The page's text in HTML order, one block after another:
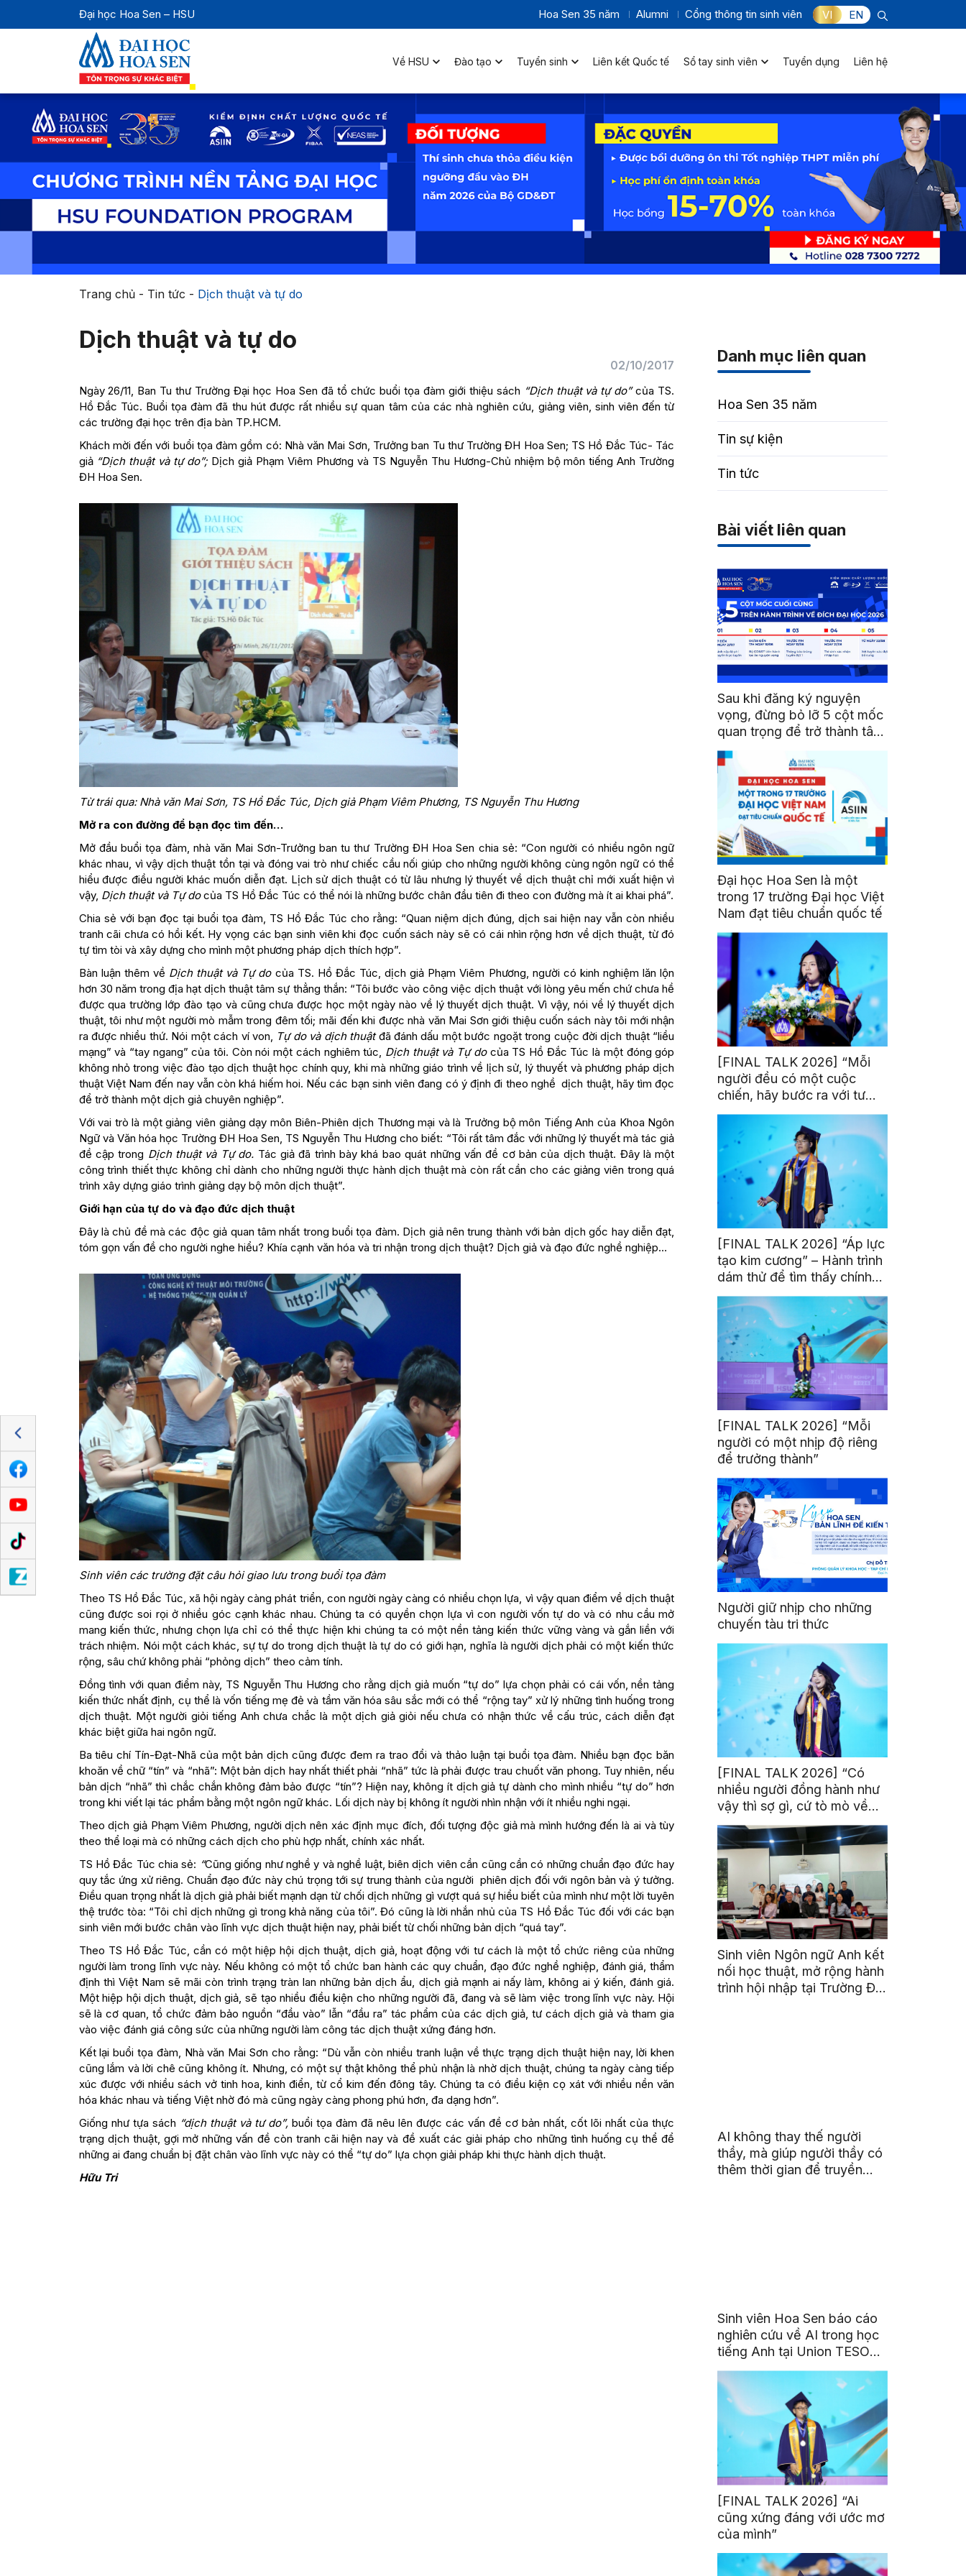
Đại học Hoa Sen – HSU Hoa Sen 35 năm Alumni Cổng thông tin sinh viên VI EN
Về HSU Đào tạo Tuyển sinh Liên kết Quốc tế Sổ tay sinh viên Tuyển dụng Liên hệ
Trang chủ- Tin tức - Dịch thuật và tự do
Dịch thuật và tự do
02/10/2017
Ngày 26/11, Ban Tu thư Trường Đại học Hoa Sen đã tổ chức buổi tọa đàm giới thiệu sách “Dịch thuật và tự do”của TS.
Hồ Đắc Túc. Buổi tọa đàm đã thu hút được rất nhiều sự quan tâm của các nhà nghiên cứu, giảng viên, sinh viên đến từ
các trường đại học trên địa bàn TP.HCM.
Khách mời đến với buổi tọa đàm gồm có: Nhà văn Mai Sơn, Trưởng ban Tu thư Trường ĐH Hoa Sen; TS Hồ Đắc Túc- Tác
giả “Dịch thuật và tự do”; Dịch giả Phạm Viêm Phương và TS Nguyễn Thu Hương-Chủ nhiệm bộ môn tiếng Anh Trường
ĐH Hoa Sen.
Từ trái qua: Nhà văn Mai Sơn, TS Hồ Đắc Túc, Dịch giả Phạm Viêm Phương, TS Nguyễn Thu Hương
Mở ra con đường để bạn đọc tìm đến…
Mở đầu buổi tọa đàm, nhà văn Mai Sơn-Trưởng ban tu thư Trường ĐH Hoa Sen chia sẻ: “Con người có nhiều ngôn ngữ
khác nhau, vì vậy dịch thuật tồn tại và đóng vai trò như chiếc cầu nối giúp cho những người không cùng ngôn ngữ có thể
hiểu được điều người khác muốn diễn đạt. Lịch sử dịch thuật có từ lâu nhưng lý thuyết về dịch thuật chỉ mới xuất hiện vì
vậy, Dịch thuật và Tự docủa TS Hồ Đắc Túc có thể nói là những bước chân đầu tiên đi theo con đường mà ít ai khai phá”.
Chia sẻ với bạn đọc tại buổi tọa đàm, TS Hồ Đắc Túc cho rằng: “Quan niệm dịch đúng, dịch sai hiện nay vẫn còn nhiều
tranh cãi chưa có hồi kết. Hy vọng các bạn sinh viên khi đọc cuốn sách này sẽ có cái nhìn rộng hơn về dịch thuật, từ đó
tự tìm tòi và xây dựng cho mình một phương pháp dịch thích hợp”.
Bàn luận thêm về Dịch thuật và Tự docủa TS. Hồ Đắc Túc, dịch giả Phạm Viêm Phương, người có kinh nghiệm lăn lộn
hơn 30 năm trong địa hạt dịch thuật tâm sự thẳng thắn: “Tôi bước vào công việc dịch thuật với lòng yêu mến chứ chưa hề
được qua trường lớp đào tạo và cũng chưa được học một ngày nào về lý thuyết dịch thuật. Vì vậy, nói về lý thuyết dịch
thuật, tôi như một người mò mẫm trong đêm tối; mãi đến khi được nhà văn Mai Sơn giới thiệu cuốn sách này tôi mới nhận
ra được nhiều thứ. Nói một cách ví von, Tự do và dịch thuậtđã đánh dấu một bước ngoặt trong cuộc đời dịch thuật “liều
mạng” và “tay ngang” của tôi. Còn nói một cách nghiêm túc, Dịch thuật và Tự docủa TS Hồ Đắc Túc là một đóng góp
không nhỏ trong việc đào tạo dịch thuật học chính quy, khi mà những giáo trình về lịch sử, lý thuyết và phương pháp dịch
thuật Việt Nam đến nay vẫn còn khá hiếm hoi. Nếu các bạn sinh viên đang có ý định đi theo nghề dịch thuật, hãy tìm đọc
để trở thành một dịch giả chuyên nghiệp”.
Với vai trò là một giảng viên giảng dạy môn Biên-Phiên dịch Thương mại và là Trưởng bộ môn Tiếng Anh của Khoa Ngôn
Ngữ và Văn hóa học Trường ĐH Hoa Sen, TS Nguyễn Thu Hương cho biết: “Tôi rất tâm đắc với những lý thuyết mà tác giả
đề cập trong Dịch thuật và Tự do. Tác giả đã trình bày khá bao quát những vấn đề cơ bản của dịch thuật. Đây là một
công trình thiết thực không chỉ dành cho những người thực hành dịch thuật mà còn rất cần cho các giảng viên trong quá
trình xây dựng giáo trình giảng dạy bộ môn dịch thuật”.
Giới hạn của tự do và đạo đức dịch thuật
Đây là chủ đề mà các độc giả quan tâm nhất trong buổi tọa đàm. Dịch giả nên trung thành với bản dịch gốc hay diễn đạt,
tóm gọn vấn đề cho người nghe hiểu? Khía cạnh văn hóa và tri nhận trong dịch thuật? Dịch giả và đạo đức nghề nghiệp…
Sinh viên các trường đặt câu hỏi giao lưu trong buổi tọa đàm
Theo TS Hồ Đắc Túc, xã hội ngày càng phát triển, con người ngày càng có nhiều chọn lựa, vì vậy quan điểm về dịch thuật
cũng được soi rọi ở nhiều góc cạnh khác nhau. Chúng ta có quyền chọn lựa vì con người vốn tự do và có nhu cầu mở
mang kiến thức, nhưng chọn lựa chỉ có thể thực hiện khi chúng ta có một nền tảng kiến thức vững vàng và gắn liền với
trách nhiệm. Nói một cách khác, sự tự do trong dịch thuật là tự do có giới hạn, nghĩa là người dịch phải có một kiến thức
rộng, sâu chứ không phải “phỏng dịch” theo cảm tính.
Đồng tình với quan điểm này, TS Nguyễn Thu Hương cho rằng dịch giả muốn “tự do” lựa chọn phải có cái vốn, nền tảng
kiến thức nhất định, cụ thể là vốn tiếng mẹ đẻ và tầm văn hóa sâu sắc mới có thể “rộng tay” xử lý những tình huống trong
dịch thuật. Một người giỏi tiếng Anh chưa chắc là một dịch giả giỏi nếu chưa có nhận thức về cấu trúc, cách diễn đạt
khác biệt giữa hai ngôn ngữ.
Ba tiêu chí Tín-Đạt-Nhã của một bản dịch cũng được đem ra trao đổi và thảo luận tại buổi tọa đàm. Nhiều bạn đọc băn
khoăn về chữ “tín” và “nhã”: Một bản dịch hay nhất thiết phải “nhã” tức là phải được trau chuốt văn phong. Tuy nhiên, nếu
bản dịch “nhã” thì chắc chắn không đảm bảo được “tín”? Hiện nay, không ít dịch giả tự dành cho mình nhiều “tự do” hơn
trong khi viết lại tác phẩm bằng một ngôn ngữ khác. Lối dịch này bị không ít người nhìn nhận với ít nhiều nghi ngại.
Theo dịch giả Phạm Viêm Phương, người dịch nên xác định mục đích, đối tượng độc giả mà mình hướng đến là ai và tùy
theo thể loại mà có những cách dịch cho phù hợp nhất, chính xác nhất.
TS Hồ Đắc Túc chia sẻ: “Cũng giống như nghề y và nghề luật, biên dịch viên cần cũng cần có những chuẩn đạo đức hay
quy tắc ứng xử riêng. Chuẩn đạo đức này chú trọng tới sự trung thành của người phiên dịch đối với ngôn bản và ý tưởng.
Điều quan trọng nhất là dịch giả phải biết mạnh dạn từ chối dịch những gì vượt quá sự hiểu biết của mình như một lời tuyên
thệ trước tòa: “Tôi chỉ dịch những gì trong khả năng của tôi”. Đó cũng là lời nhắn nhủ của TS Hồ Đắc Túc đối với các bạn
sinh viên mới bước chân vào lĩnh vực dịch thuật hiện nay, phải biết từ chối những bản dịch “quá tay”.
Theo TS Hồ Đắc Túc, cần có một hiệp hội dịch thuật, dịch giả, hoạt động với tư cách là một tổ chức riêng của những
người làm trong lĩnh vực này. Nếu không có một tổ chức ban hành các quy chuẩn, đạo đức nghề nghiệp, đánh giá, thẩm
định thì Việt Nam sẽ mãi còn trình trạng tràn lan những bản dịch ẩu, dịch giả mạnh ai nấy làm, không ai ý kiến, đánh giá.
Một hiệp hội dịch thuật, dịch giả, sẽ tạo nhiều điều kiện cho những người đã, đang và sẽ làm việc trong lĩnh vực này. Hội
sẽ là cơ quan, tổ chức đảm bảo nguồn “đầu vào” lẫn “đầu ra” tác phẩm của các dịch giả, tư cách dịch giả và tham gia
vào việc đánh giá công sức của những người làm công tác dịch thuật xứng đáng hơn.
Kết lại buổi tọa đàm, Nhà văn Mai Sơn cho rằng: “Dù vẫn còn nhiều tranh luận về thực trạng dịch thuật hiện nay, lời khen
cũng lắm và lời chê cũng không ít. Nhưng, có một sự thật không thể phủ nhận là nhờ dịch thuật, chúng ta ngày càng tiếp
xúc được với nhiều sách vở tinh hoa, kinh điển, từ cổ kim đến đông tây. Chúng ta có điều kiện cọ xát với nhiều nền văn
hóa khác nhau và tiếng Việt nhờ đó mà cũng ngày càng phong phú hơn, đa dạng hơn”.
Giống như tựa sách “dịch thuật và tư do”,buổi tọa đàm đã nêu lên được các vấn đề cơ bản nhất, cốt lõi nhất của thực
trạng dịch thuật, gợi mở những vấn đề còn tranh cãi hiện nay và đề xuất các giải pháp cho những tình huống cụ thể để
những ai đang chuẩn bị đặt chân vào lĩnh vực này có thể “tự do” lựa chọn giải pháp khi thực hành dịch thuật.
Hữu Tri
Danh mục liên quan
Hoa Sen 35 năm
Tin sự kiện
Tin tức
Bài viết liên quan
Sau khi đăng ký nguyện
vọng, đừng bỏ lỡ 5 cột mốc
quan trọng để trở thành tân
sinh viên HSU
Đại học Hoa Sen là một
trong 17 trường Đại học Việt
Nam đạt tiêu chuẩn quốc tế
[FINAL TALK 2026] “Mỗi
người đều có một cuộc
chiến, hãy bước ra với tư
thế của người chiến thắng”
[FINAL TALK 2026] “Áp lực
tạo kim cương” – Hành trình
dám thử để tìm thấy chính
mình
[FINAL TALK 2026] “Mỗi
người có một nhịp độ riêng
để trưởng thành”
Người giữ nhịp cho những
chuyến tàu tri thức
[FINAL TALK 2026] “Có
nhiều người đồng hành như
vậy thì sợ gì, cứ tò mò về
thế giới thôi”
Sinh viên Ngôn ngữ Anh kết
nối học thuật, mở rộng hành
trình hội nhập tại Trường Đại
AI không thay thế người
thầy, mà giúp người thầy có
thêm thời gian để truyền
Sinh viên Hoa Sen báo cáo
nghiên cứu về AI trong học
tiếng Anh tại Union TESOL
2026 ở Singapore
[FINAL TALK 2026] “Ai
cũng xứng đáng với ước mơ
của mình”